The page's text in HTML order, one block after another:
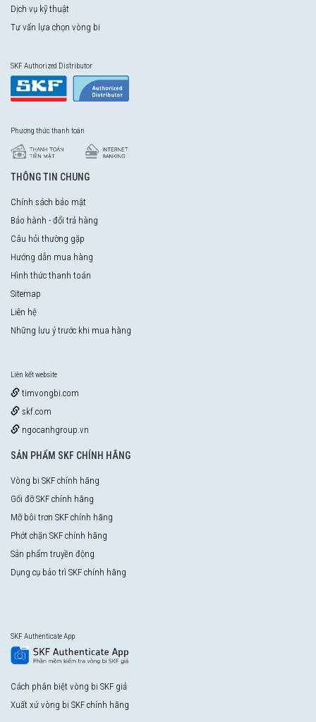
Dịch vụ kỹ thuật
Tư vấn lựa chọn vòng bi
SKF Authorized Distributor
Phương thức thanh toán
THÔNG TIN CHUNG
Chính sách bảo mật
Bảo hành - đổi trả hàng
Câu hỏi thường gặp
Hướng dẫn mua hàng
Hình thức thanh toán
Sitemap
Liên hệ
Những lưu ý trước khi mua hàng
Liên kết website
timvongbi.com
skf.com
ngocanhgroup.vn
SẢN PHẨM SKF CHÍNH HÃNG
Vòng bi SKF chính hãng
Gối đỡ SKF chính hãng
Mỡ bôi trơn SKF chính hãng
Phớt chặn SKF chính hãng
Sản phẩm truyền động
Dụng cụ bảo trì SKF chính hãng
SKF Authenticate App
Cách phân biệt vòng bi SKF giả
Xuất xứ vòng bi SKF chính hãng